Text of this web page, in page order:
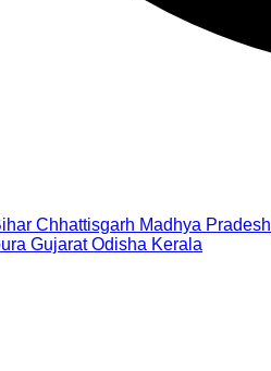
Chhattisgarh Madhya Pradesh
Gujarat Odisha Kerala